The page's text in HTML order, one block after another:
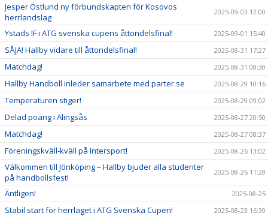
Jesper Östlund ny förbundskapten för Kosovos
herrlandslag
2025-09-03 12:00
Ystads IF i ATG svenska cupens åttondelsfinal! 2025-09-01 15:40
SÅJA! Hallby vidare till åttondelsfinal! 2025-08-31 17:27
Matchdag! 2025-08-31 08:30
Hallby Handboll inleder samarbete med parter.se 2025-08-29 10:16
Temperaturen stiger! 2025-08-29 09:02
Delad poäng i Alingsås 2025-08-27 20:50
Matchdag! 2025-08-27 08:37
Föreningskväll-kväll på Intersport! 2025-08-26 13:02
Välkommen till Jönköping – Hallby bjuder alla studenter
på handbollsfest!
2025-08-26 11:28
Äntligen! 2025-08-25
Stabil start för herrlaget i ATG Svenska Cupen! 2025-08-23 16:30